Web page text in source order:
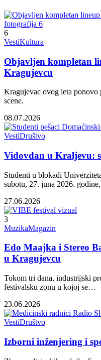
6
VestiKultura
Objavljen kompletan
Kragujevcu
Kragujevac ovog leta ponovo
scene.
08.07.2026
VestiDruštvo
Vidovdan u Kraljevu:
Studenti u blokadi
subotu, 27. juna 2026.
27.06.2026
3
MuzikaMagazin
Edo Maajka i Stereo
u Kragujevcu
Tokom tri dana, industrijski
festivalsku zonu u kojoj se…
23.06.2026
VestiDruštvo
Izborni inženjering i